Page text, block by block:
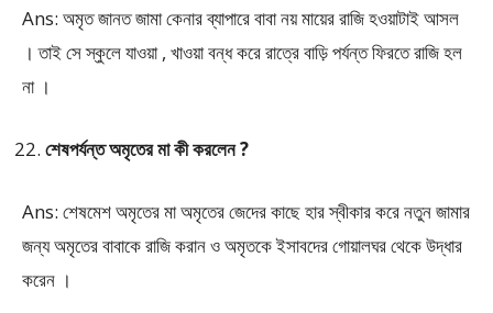
Ans: অমৃত জানত জামা কেনার ব্যাপারে বাবা নয় মায়ের রাজি হওয়াটাই আসল
। তাই সে স্কুলে যাওয়া , খাওয়া বন্ধ করে রাত্রে বাড়ি পর্যন্ত ফিরতে রাজি হল
না ।
শেষপর্যন্ত অমৃতের মা কী করলেন ?
Ans: শেষমেশ অমৃতের মা অমৃতের জেদের কাছে হার স্বীকার করে নতুন জামার
জন্য অমৃতের বাবাকে রাজি করান ও অমৃতকে ইসাবদের গোয়ালঘর থেকে উদ্ধার
করেন ।